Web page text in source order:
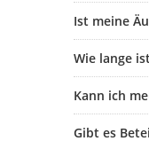
Ist meine
Wie lange
Kann ich
Gibt es